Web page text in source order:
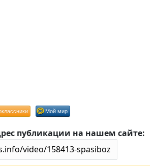
Мой мир
публикации на нашем сайте: